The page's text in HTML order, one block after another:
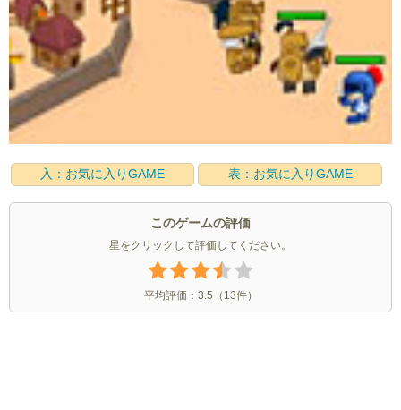
入：お気に入りGAME 表：お気に入りGAME
このゲームの評価
星をクリックして評価してください。
平均評価： 3.5 （ 13件）